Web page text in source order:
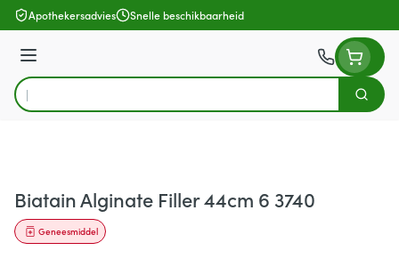
Ga naar de inhoud
Apothekersadvies Snelle beschikbaarheid
Menu
Product, merk, categorie...
Zoek
Biatain Alginate Filler 44cm 6 3740
Geneesmiddel